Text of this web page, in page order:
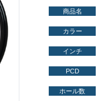
商品名
カラー
インチ
PCD
ホール数